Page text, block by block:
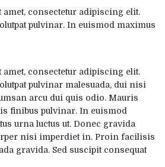
consectetur adipiscing elit.
pulvinar. In euismod maximus
consectetur adipiscing elit.
pulvinar malesuada, dui nisi
arcu dui quis odio. Mauris
finibus pulvinar. In euismod
urna luctus ut. Donec gravida
nisi imperdiet in. Proin facilisis
gravida. Sed suscipit consequat